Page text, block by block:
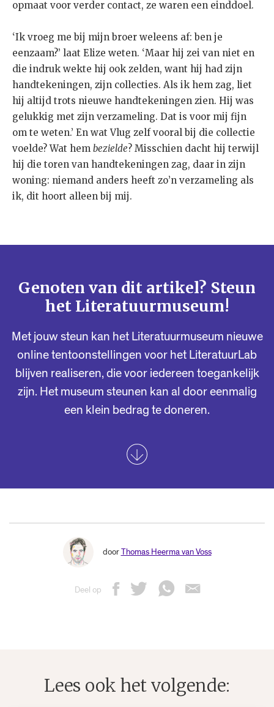
opmaat voor verder contact, ze waren een einddoel.
‘Ik vroeg me bij mijn broer weleens af: ben je
eenzaam?’ laat Elize weten. ‘Maar hij zei van niet en
die indruk wekte hij ook zelden, want hij had zijn
handtekeningen, zijn collecties. Als ik hem zag, liet
hij altijd trots nieuwe handtekeningen zien. Hij was
gelukkig met zijn verzameling. Dat is voor mij fijn
om te weten.’ En wat Vlug zelf vooral bij die collectie
voelde? Wat hem bezielde? Misschien dacht hij terwijl
hij die toren van handtekeningen zag, daar in zijn
woning: niemand anders heeft zo’n verzameling als
ik, dit hoort alleen bij mij.
Genoten van dit artikel? Steun
het Literatuurmuseum!
Met jouw steun kan het Literatuurmuseum nieuwe
online tentoonstellingen voor het LiteratuurLab
blijven realiseren, die voor iedereen toegankelijk
zijn. Het museum steunen kan al door eenmalig
een klein bedrag te doneren.
doorThomas Heerma van Voss
Deel op
Lees ook het volgende: